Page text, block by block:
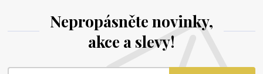
Nepropásněte novinky,
akce a slevy!